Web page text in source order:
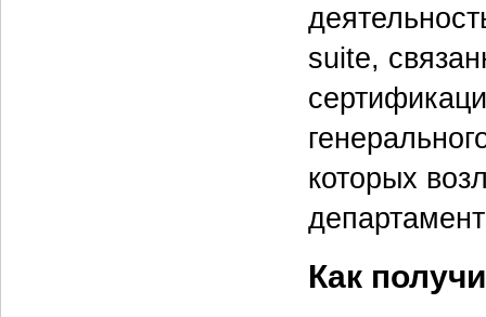
suite,
которых
Как